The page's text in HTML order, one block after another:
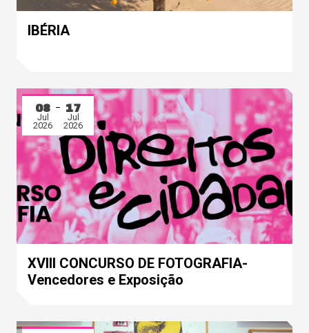
IBÉRIA
08
Jul
2026
17
Jul
2026
XVIII CONCURSO DE FOTOGRAFIA-
Vencedores e Exposição